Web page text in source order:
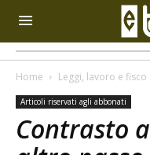
Home Leggi, lavoro e fisco
Articoli riservati agli abbonati
Contrasto